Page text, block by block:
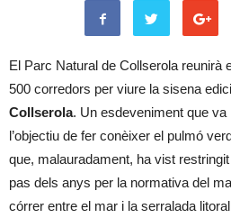
El Parc Natural de Collserola reunirà
500 corredors per viure la sisena
Collserola. Un esdeveniment que va
l’objectiu de fer conèixer el pulmó
que, malauradament, ha vist
pas dels anys per la normativa del
córrer entre el mar i la serralada